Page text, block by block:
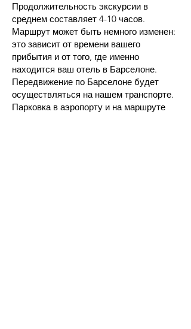
Продолжительность экскурсии в
среднем составляет 4-10 часов.
Маршрут может быть немного изменен:
это зависит от времени вашего
прибытия и от того, где именно
находится ваш отель в Барселоне.
Передвижение по Барселоне будет
осуществляться на нашем транспорте.
Парковка в аэропорту и на маршруте